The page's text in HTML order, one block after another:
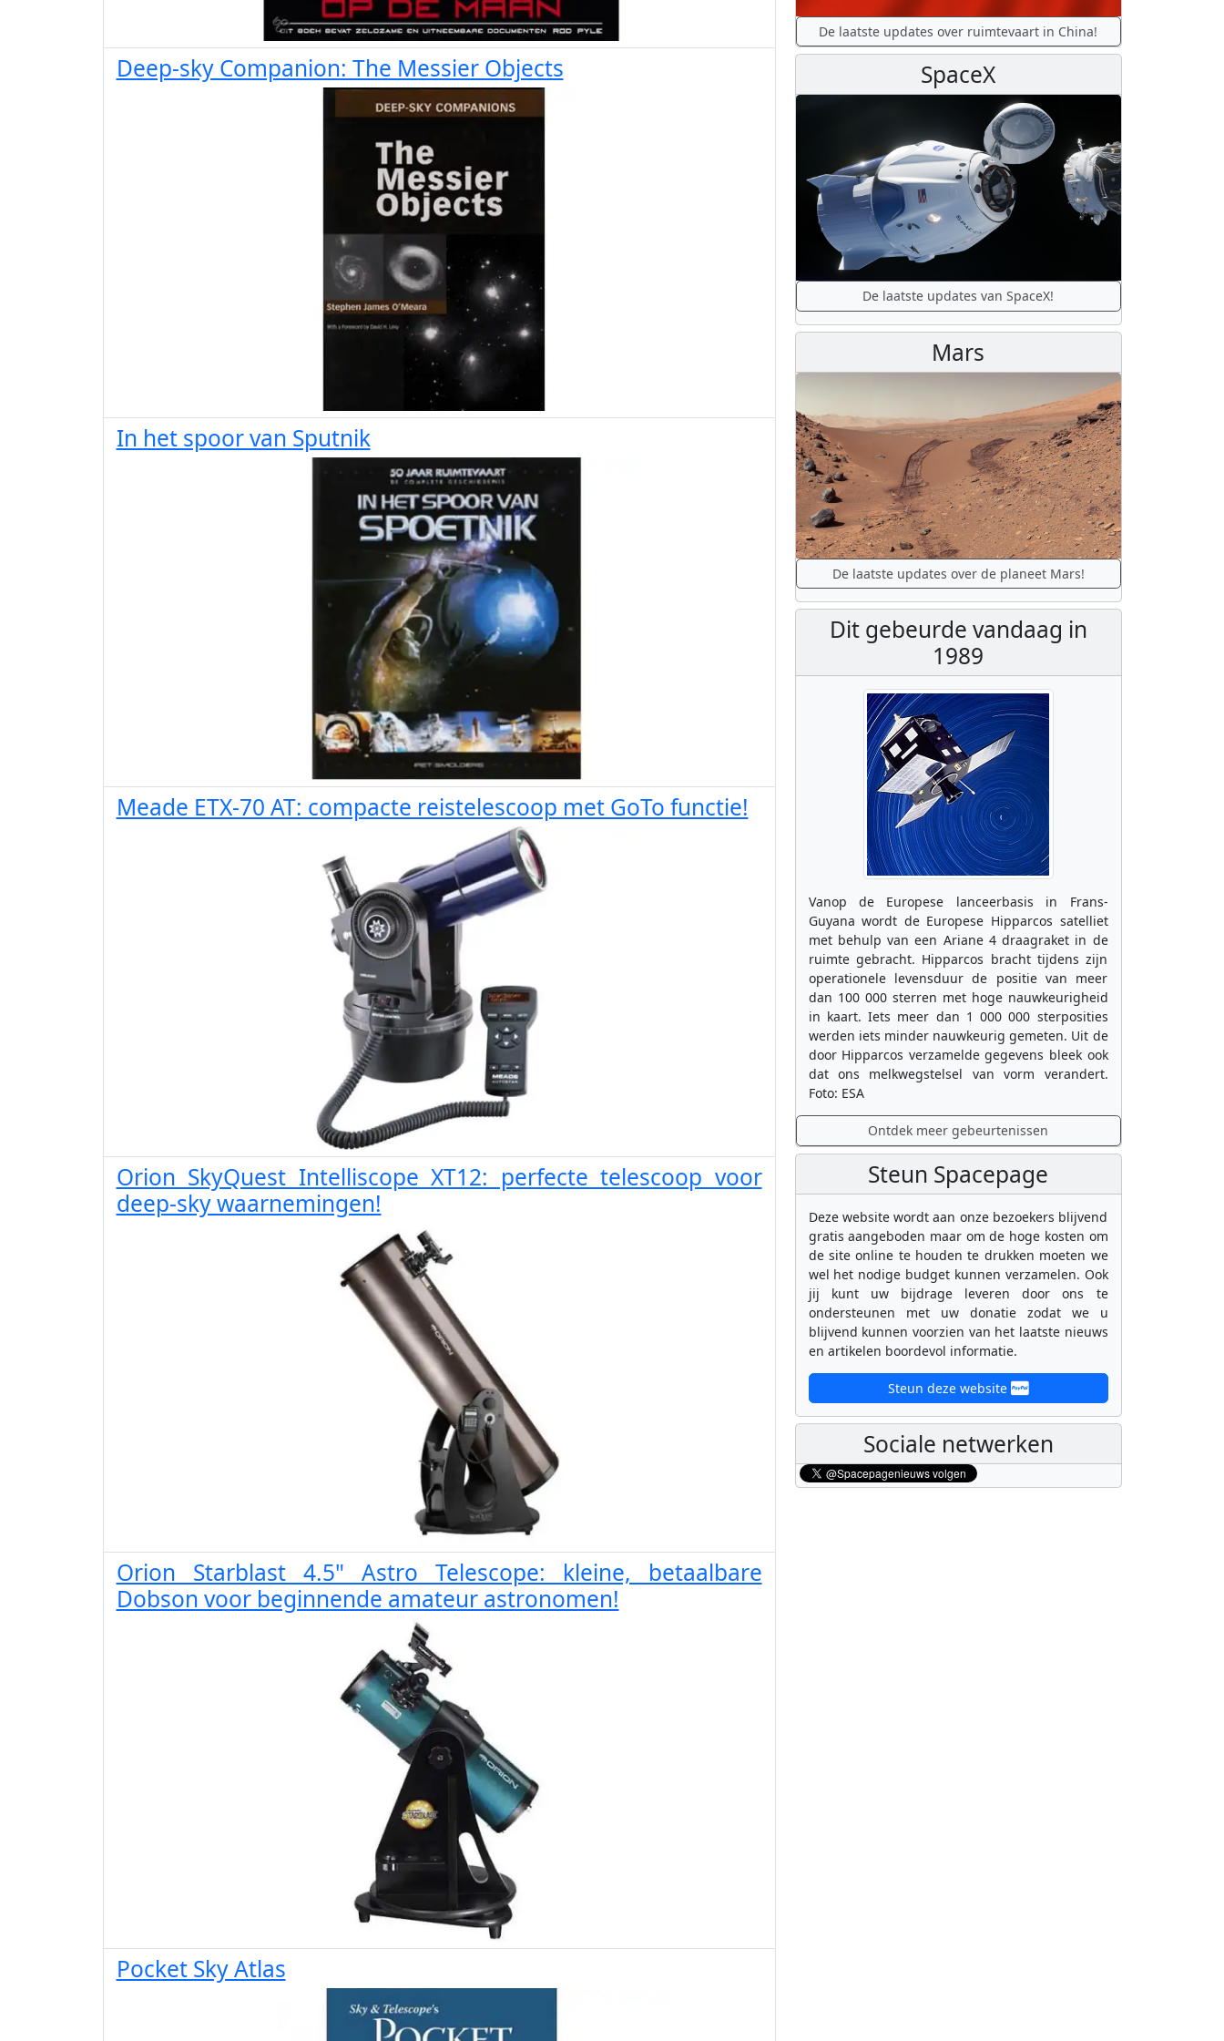
Deep-sky Companion: The Messier Objects
In het spoor van Sputnik
Meade ETX-70 AT: compacte reistelescoop met GoTo functie!
Orion SkyQuest Intelliscope XT12: perfecte telescoop voor
deep-sky waarnemingen!
Orion Starblast 4.5" Astro Telescope: kleine, betaalbare
Dobson voor beginnende amateur astronomen!
Pocket Sky Atlas
De laatste updates over ruimtevaart in China!
SpaceX
De laatste updates van SpaceX!
Mars
De laatste updates over de planeet Mars!
Dit gebeurde vandaag in
1989
Vanop de Europese lanceerbasis in Frans-
Guyana wordt de Europese Hipparcos satelliet
met behulp van een Ariane 4 draagraket in de
ruimte gebracht. Hipparcos bracht tijdens zijn
operationele levensduur de positie van meer
dan 100 000 sterren met hoge nauwkeurigheid
in kaart. Iets meer dan 1 000 000 sterposities
werden iets minder nauwkeurig gemeten. Uit de
door Hipparcos verzamelde gegevens bleek ook
dat ons melkwegstelsel van vorm verandert.
Foto: ESA
Ontdek meer gebeurtenissen
Steun Spacepage
Deze website wordt aan onze bezoekers blijvend
gratis aangeboden maar om de hoge kosten om
de site online te houden te drukken moeten we
wel het nodige budget kunnen verzamelen. Ook
jij kunt uw bijdrage leveren door ons te
ondersteunen met uw donatie zodat we u
blijvend kunnen voorzien van het laatste nieuws
en artikelen boordevol informatie.
Steun deze website
Sociale netwerken